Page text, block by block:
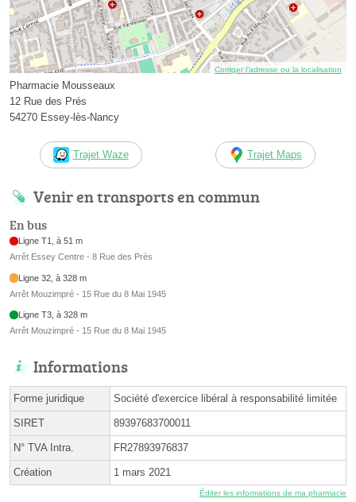
Corriger l’adresse ou la localisation
Pharmacie Mousseaux
12 Rue des Prés
54270 Essey-lès-Nancy
Trajet Waze Trajet Maps
Venir en transports en commun
En bus
Ligne T1, à 51 m
Arrêt Essey Centre - 8 Rue des Près
Ligne 32, à 328 m
Arrêt Mouzimpré - 15 Rue du 8 Mai 1945
Ligne T3, à 328 m
Arrêt Mouzimpré - 15 Rue du 8 Mai 1945
Informations
Forme juridique Société d'exercice libéral à responsabilité limitée
SIRET 89397683700011
N° TVA Intra. FR27893976837
Création 1 mars 2021
Éditer les informations de ma pharmacie